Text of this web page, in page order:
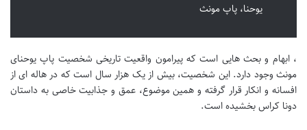
یوحنا، پاپ مونث
، ابهام و بحث هایی است که پیرامون واقعیت تاریخی شخصیت پاپ یوحنای
مونث وجود دارد. این شخصیت، بیش از یک هزار سال است که در هاله ای از
افسانه و انکار قرار گرفته و همین موضوع، عمق و جذابیت خاصی به داستان
دونا کراس بخشیده است.